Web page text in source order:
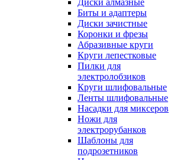
Диски алмазные
Биты и адаптеры
Диски зачистные
Коронки и фрезы
Абразивные круги
Круги лепестковые
Пилки для
электролобзиков
Круги шлифовальные
Ленты шлифовальные
Насадки для миксеров
Ножи для
электрорубанков
Шаблоны для
подрозетников